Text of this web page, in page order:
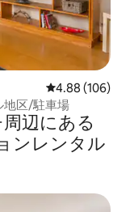
レビュー106
4.88 (106)
地区/駐車場
辺⁠に⁠あ⁠る
ン⁠レ⁠ン⁠タ⁠ル